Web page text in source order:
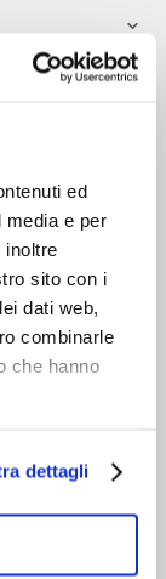
ed
media e per
inoltre
sito con i
dati web,
combinarle
che hanno
dettagli